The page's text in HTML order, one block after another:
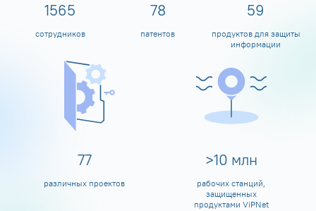
1600
сотрудников
80
патентов
60
продуктов для защиты
информации
80
различных проектов
>10 млн
рабочих станций,
защищенных
продуктами ViPNet